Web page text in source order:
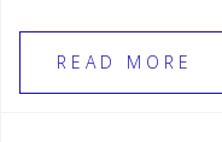
c
e
b
e
gr
a
READ MORE